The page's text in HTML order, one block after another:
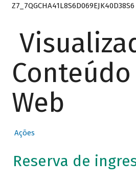
Z7_7QGCHA41L8S6D069EJK40D38S6
Web
Ações
Reserva de